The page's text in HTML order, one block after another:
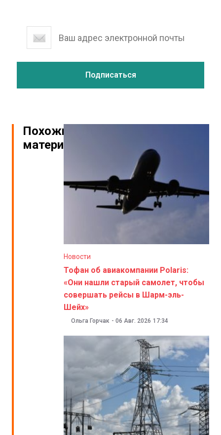
Похожие
материалы
Новости
Тофан об авиакомпании Polaris:
«Они нашли старый самолет, чтобы
совершать рейсы в Шарм-эль-
Шейх»
Ольга Горчак - 06 Авг. 2026 17:34